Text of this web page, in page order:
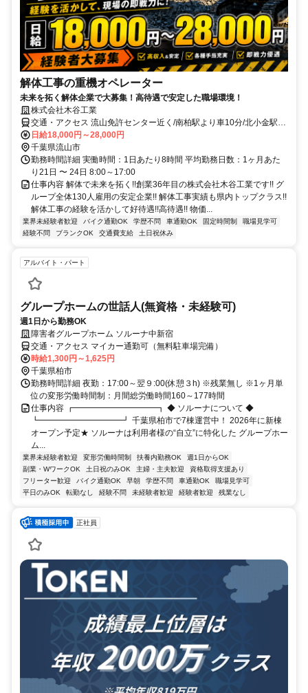
解体工事の重機オペレーター
未来を拓く解体企業で大募集！高待遇で安定した職場環境！
株式会社木谷工業
交通・アクセス 流山免許センター近く/南柏駅より車10分/北小金駅よ
り車10分
日給18,000円～28,000円
千葉県流山市
勤務時間詳細 実働時間：1日あたり8時間 平均勤務日数：1ヶ月あた
り21日 〜 24日 8:00～17:00
仕事内容 解体で未来を拓く!!創業36年目の株式会社木谷工業です!! グ
ループ全体130人雇用の安定企業!! 解体工事実績も県内トップクラス!!
解体工事の経験を活かして好待遇!!高待遇!! 物価...
業界未経験者歓迎 バイク通勤OK 学歴不問 車通勤OK 固定時間制
職場見学可
経験不問
ブランクOK 交通費支給 土日祝休み
アルバイト・パート
グループホームの世話人(無資格・未経験可)
週1日から勤務OK
障害者グループホーム ソルーナ中新宿
交通・アクセス マイカー通勤可（無料駐車場完備）
時給1,300円～1,625円
千葉県柏市
勤務時間詳細 夜勤：17:00～翌９:00(休憩３h) ※残業無し ※1ヶ月単
位の変形労働時間制：月間総労働時間160～177時間
仕事内容 ┏━━━━━━━━━━┓ ◆ ソルーナについて ◆
┗━━━━━━━━━━┛ 千葉県柏市で7棟運営中！ 2026年に新棟
オープン予定★ ソルーナは利用者様の“自立”に特化した グループホー
ム...
業界未経験者歓迎 変形労働時間制 扶養内勤務OK
週1日からOK
副業・WワークOK
土日祝のみOK 主婦・主夫歓迎
資格取得支援あり
フリーター歓迎
バイク通勤OK 早朝 学歴不問 車通勤OK
職場見学可
平日のみOK
転勤なし 経験不問 未経験者歓迎 経験者歓迎 残業なし
正社員